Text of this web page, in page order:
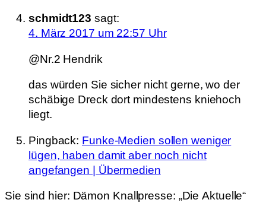
schmidt123 sagt:
4. März 2017 um 22:57 Uhr
@Nr.2 Hendrik
das würden Sie sicher nicht gerne, wo der
schäbige Dreck dort mindestens kniehoch
liegt.
Pingback: Funke-Medien sollen weniger
lügen, haben damit aber noch nicht
angefangen | Übermedien
Sie sind hier: Dämon Knallpresse: „Die Aktuelle“